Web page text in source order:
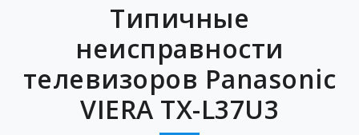
Типичные
неисправности
телевизоров Panasonic
VIERA TX-L37U3